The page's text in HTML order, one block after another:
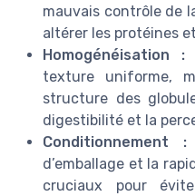
mauvais contrôle de
altérer les protéines
Homogénéisation :
texture uniforme,
structure des
digestibilité et la
Conditionnement :
d’emballage et la
cruciaux pour